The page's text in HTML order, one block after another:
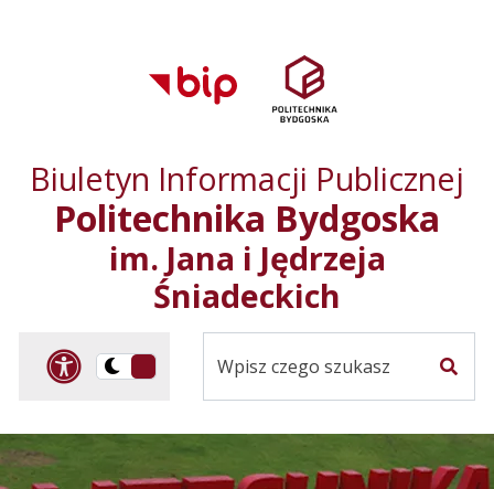
głównego menu
serwisu
Biuletyn Informacji Publicznej
Politechnika Bydgoska
im. Jana i Jędrzeja
Śniadeckich
Panel dostosowania
Przelącz
kontrastowa